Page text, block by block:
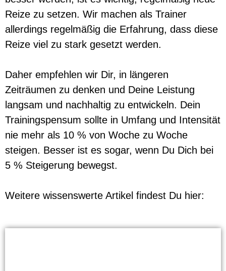
Reize zu setzen. Wir machen als Trainer
allerdings regelmäßig die Erfahrung, dass diese
Reize viel zu stark gesetzt werden.
Daher empfehlen wir Dir, in längeren
Zeiträumen zu denken und Deine Leistung
langsam und nachhaltig zu entwickeln. Dein
Trainingspensum sollte in Umfang und Intensität
nie mehr als 10 % von Woche zu Woche
steigen. Besser ist es sogar, wenn Du Dich bei
5 % Steigerung bewegst.
Weitere wissenswerte Artikel findest Du hier: